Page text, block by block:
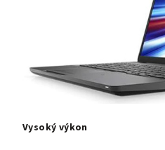
Vysoký výkon